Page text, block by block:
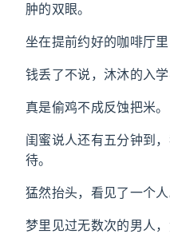
肿的双眼。
坐在提前约好的咖啡厅里
钱丢了不说，沐沐的入学
真是偷鸡不成反蚀把米。
闺蜜说人还有五分钟到
待。
猛然抬头，看见了一个人
梦里见过无数次的男人